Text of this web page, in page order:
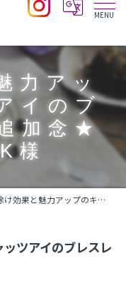
力アッ
イのブ
加念★
様
と魅力アップのキャッツアイのブレスレットに追加念★埼玉県A.K様
ツアイのブレスレ